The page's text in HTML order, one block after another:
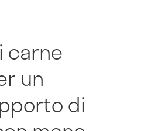
carne
un
di